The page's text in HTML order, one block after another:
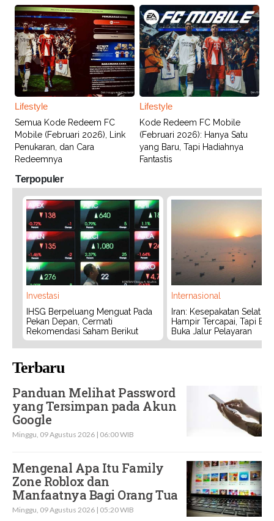
Lifestyle
Semua Kode Redeem FC
Mobile (Februari 2026), Link
Penukaran, dan Cara
Redeemnya
Lifestyle
Kode Redeem FC Mobile
(Februari 2026): Hanya Satu
yang Baru, Tapi Hadiahnya
Fantastis
Terpopuler
Investasi
IHSG Berpeluang Menguat Pada
Pekan Depan, Cermati
Rekomendasi Saham Berikut
Internasional
Iran: Kesepakatan Selat
Hampir Tercapai, Tapi
Buka Jalur Pelayaran
Terbaru
Panduan Melihat Password
yang Tersimpan pada Akun
Google
Minggu, 09 Agustus 2026 | 06:00 WIB
Mengenal Apa Itu Family
Zone Roblox dan
Manfaatnya Bagi Orang Tua
Minggu, 09 Agustus 2026 | 05:20 WIB